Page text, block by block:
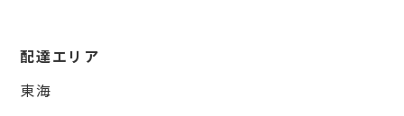
配達エリア
東海